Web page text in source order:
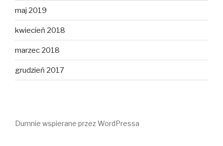
maj 2019
kwiecień 2018
marzec 2018
grudzień 2017
Dumnie wspierane przez WordPressa